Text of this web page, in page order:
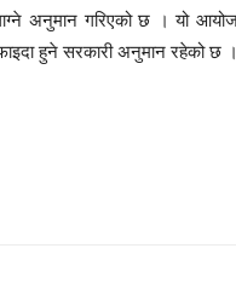
अनुमान गरिएको छ । यो
फाइदा हुने सरकारी अनुमान रहेको छ ।